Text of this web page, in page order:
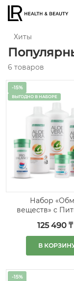
Хиты
6 товаров
-15%
ВЫГОДНО В НАБОРЕ
Набор
веществ» с
персика
125 490 ₸
В
-15%